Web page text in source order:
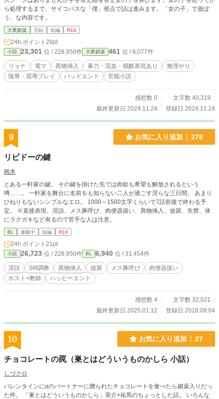
ら処理するまで、サイコパスな「僕」視点で話は進みます。「女の子」で遊ぼ
う、な内容です。
大衆娯楽 完結 短編 R18
24h.ポイント 28pt
小説 23,301 位 / 228,950件 大衆娯楽 461 位 / 6,077件
リョナ 電マ 異物挿入 暴力・流血・残酷表現あり
無理やり
陵辱・屈辱プレイ
バッドエンド 官能小説
感想数 0
文字数 40,319
最終更新日 2024.11.24
登録日 2024.11.24
9 お気に入り追加 278
リビドーの鍵
柄木
とある一軒家の鍵。 その鍵を掛けた先では肉欲も希望も解放されるという
噂……。 一軒家を舞台に名前をも知らない二人が過ごす淫らな三日間。 あまり
ひねりもないシンプルなエロ。 1000～1500文字くらいで7話前後で終わる予
定。 ※直接表現、淫語、メス豚呼び、肉便器扱い、異物挿入、放尿、失禁、体
にラクガキなど有るので苦手な人は注意。
BL 連載中 短編 R18
24h.ポイント 21pt
小説 26,723 位 / 228,950件 BL 6,940 位 / 31,454件
淫語 SM調教 異物挿入 放尿 メス豚呼び
肉便器扱い
ホスト×教師
ハッピーエンド
感想数 4
文字数 32,021
最終更新日 2025.01.12
登録日 2018.09.04
10 お気に入り追加 27
チョコレートの罠（巣とはどういうものかしら 小話）
しづクロ
バレンタインにαのパートナーに贈られたチョコレートを食べたら媚薬入りだっ
た件。 「巣とはどういうものかしら」英介×祐馬のちょっとした話。 いろんな